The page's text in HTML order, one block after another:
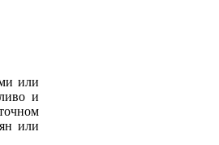
или
и
или